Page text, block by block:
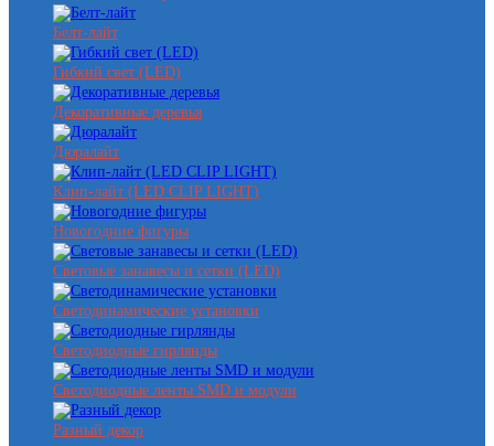
Белт-лайт
Гибкий свет (LED)
Декоративные деревья
Дюралайт
Клип-лайт (LED CLIP LIGHT)
Новогодние фигуры
Световые занавесы и сетки (LED)
Светодинамические установки
Светодиодные гирлянды
Светодиодные ленты SMD и модули
Разный декор